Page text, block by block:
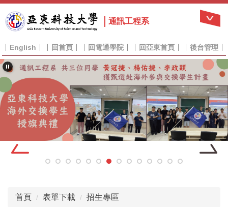
到
主
內
容
區
通訊工程系
English 回首頁 回電通學院 回亞東首頁 後台管理
首頁 表單下載 招生專區